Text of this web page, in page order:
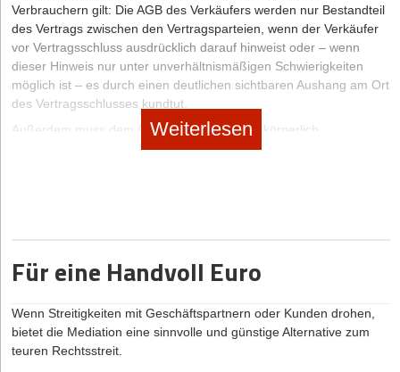
Verbrauchern gilt: Die AGB des Verkäufers werden nur Bestandteil
des Vertrags zwischen den Vertragsparteien, wenn der Verkäufer
vor Vertragsschluss ausdrücklich darauf hinweist oder – wenn
dieser Hinweis nur unter unverhältnismäßigen Schwierigkeiten
möglich ist – es durch einen deutlichen sichtbaren Aushang am Ort
des Vertragsschlusses kundtut.
Außerdem muss dem (gegebenenfalls auch körperlich
behinderten) Kunden in zumutbarer Weise die Möglichkeit
Voraussetzungen für das Zustandekommen von Verträgen. Zur
wirksamen Einbeziehung reicht hier jede auch nur stillschweigende
Dies geschieht durch Übersendung der AGB und das
stillschweigende Einverständnis des unternehmerischen Kunden,
Weiterlesen
Für eine Handvoll Euro
Wenn Streitigkeiten mit Geschäftspartnern oder Kunden drohen,
bietet die Mediation eine sinnvolle und günstige Alternative zum
teuren Rechtsstreit.